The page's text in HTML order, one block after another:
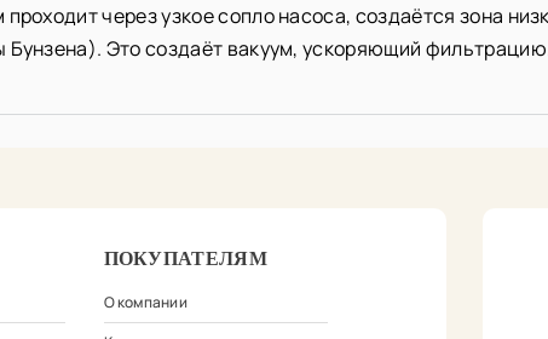
через узкое сопло насоса, создаётся зона
Это создаёт вакуум, ускоряющий
ПОКУПАТЕЛЯМ
О компании